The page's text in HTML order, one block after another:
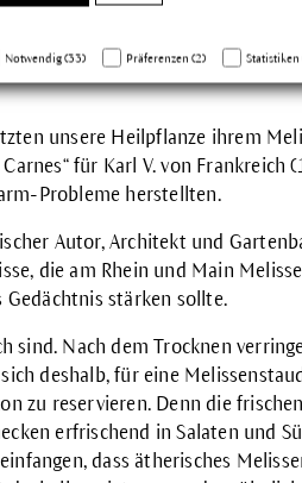
Notwendig (33) Präferenzen (2) Statistiken
Kraft der
hinwies:
unsere Heilpflanze ihrem
für Karl V. von Frankreich
Probleme herstellten.
Autor, Architekt und
die am Rhein und Main
Gedächtnis stärken sollte.
sind. Nach dem Trocknen
deshalb, für eine
zu reservieren. Denn die
erfrischend in Salaten und
dass ätherisches